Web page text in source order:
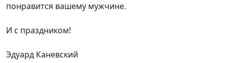
понравится вашему мужчине.
И с праздником!
Эдуард Каневский